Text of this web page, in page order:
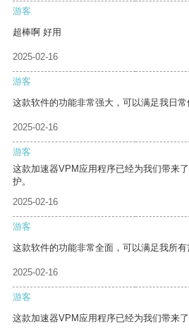
游客
超棒啊 好用
2025-02-16
游客
这款软件的功能非常强大，可以满足我日常
2025-02-16
游客
这款加速器VPM应用程序已经为我们带来
护。
2025-02-16
游客
这款软件的功能非常全面，可以满足我所有
2025-02-16
游客
这款加速器VPM应用程序已经为我们带来了